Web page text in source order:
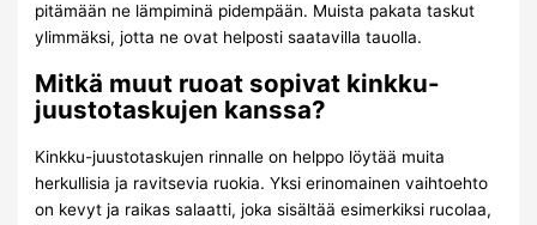
pitämään ne lämpiminä pidempään. Muista pakata taskut
ylimmäksi, jotta ne ovat helposti saatavilla tauolla.
Mitkä muut ruoat sopivat kinkku-
juustotaskujen kanssa?
Kinkku-juustotaskujen rinnalle on helppo löytää muita
herkullisia ja ravitsevia ruokia. Yksi erinomainen vaihtoehto
on kevyt ja raikas salaatti, joka sisältää esimerkiksi rucolaa,